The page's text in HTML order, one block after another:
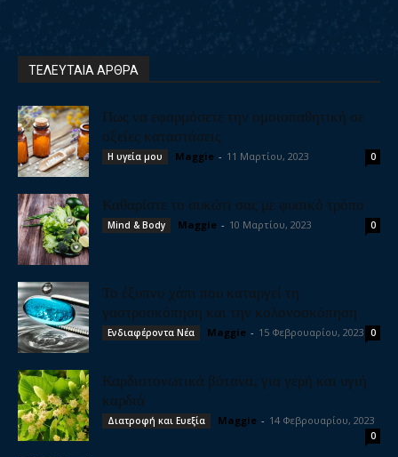
ΤΕΛΕΥΤΑΙΑ ΑΡΘΡΑ
Πως να εφαρμόσετε την ομοιοπαθητική σε
οξείες καταστάσεις
Η υγεία μου Maggie - 11 Μαρτίου, 2023 0
Καθαρίστε το συκώτι σας με φυσικό τρόπο
Mind & Body Maggie - 10 Μαρτίου, 2023 0
Το έξυπνο χάπι που καταργεί τη
γαστροσκόπηση και την κολονοσκόπηση
Ενδιαφέροντα Νέα Maggie - 15 Φεβρουαρίου, 2023 0
Καρδιοτονωτικά βότανα, για γερή και υγιή
καρδιά
Διατροφή και Ευεξία Maggie - 14 Φεβρουαρίου, 2023
0